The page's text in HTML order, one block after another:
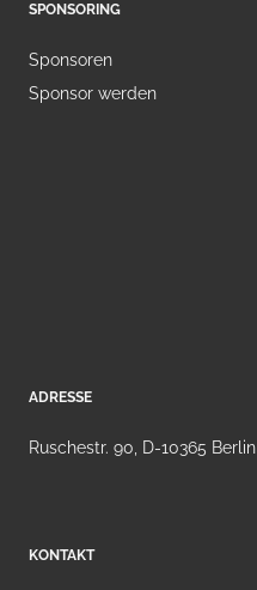
SPONSORING
Sponsoren
Sponsor werden
ADRESSE
Ruschestr. 90, D-10365 Berlin
KONTAKT